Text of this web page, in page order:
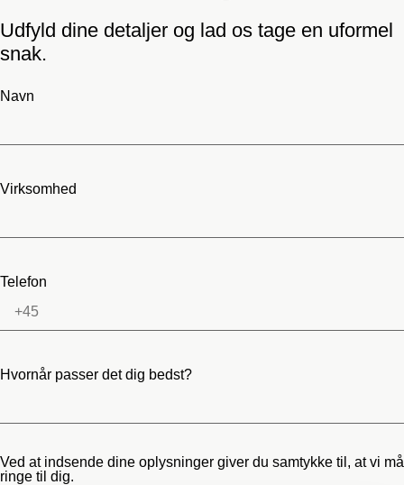
Udfyld dine detaljer og lad os tage en uformel
snak.
Navn
Virksomhed
Telefon
Hvornår passer det dig bedst?
Ved at indsende dine oplysninger giver du samtykke til, at vi må
ringe til dig.